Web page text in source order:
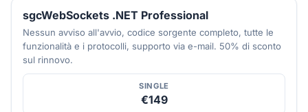
sgcWebSockets .NET Professional
Nessun avviso all'avvio, codice sorgente completo, tutte le
funzionalità e i protocolli, supporto via e-mail. 50% di sconto
sul rinnovo.
SINGLE
€149